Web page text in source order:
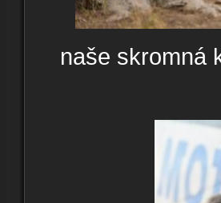
naše skromná